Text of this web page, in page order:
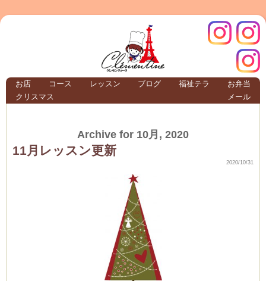
クレモンティーヌ –
お店 コース レッスン ブログ 福祉テラ
お弁当
クリスマス
メール
インス
クレモ
Archive for 10月, 2020
11月レッスン更新
2020/10/31